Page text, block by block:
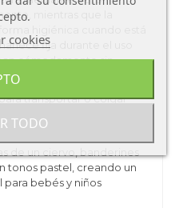
mientras que la
fija durante el uso
cómodamente sin
transportar o colgar
de un ciervo, banderines
tonos pastel, creando un
bebés y niños
cookies
TODO